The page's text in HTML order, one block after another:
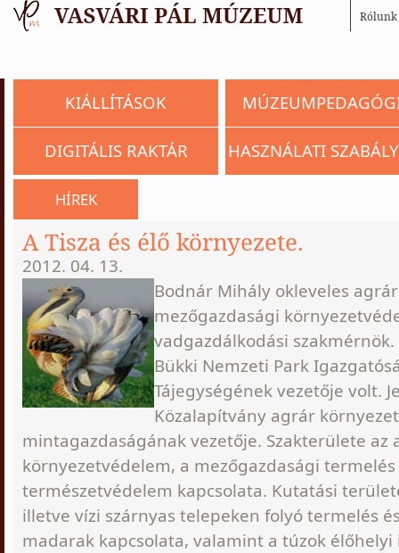
Rólunk
KIÁLLÍTÁSOK
DIGITÁLIS RAKTÁR HASZNÁLATI
HÍREK
A Tisza és élő környezete.
2012. 04. 13.
Bodnár Mihály okleveles
mezőgazdasági
vadgazdálkodási
Bükki Nemzeti Park
Tájegységének vezetője volt.
Közalapítvány agrár
mintagazdaságának vezetője. Szakterülete az
környezetvédelem, a mezőgazdasági termelés
természetvédelem kapcsolata. Kutatási
illetve vízi szárnyas telepeken folyó termelés
madarak kapcsolata, valamint a túzok élőhelyi